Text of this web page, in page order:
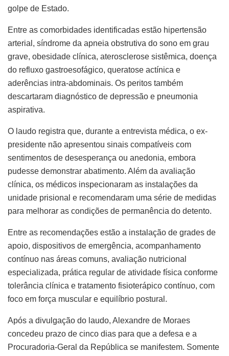
golpe de Estado.
Entre as comorbidades identificadas estão hipertensão
arterial, síndrome da apneia obstrutiva do sono em grau
grave, obesidade clínica, aterosclerose sistêmica, doença
do refluxo gastroesofágico, queratose actínica e
aderências intra-abdominais. Os peritos também
descartaram diagnóstico de depressão e pneumonia
aspirativa.
O laudo registra que, durante a entrevista médica, o ex-
presidente não apresentou sinais compatíveis com
sentimentos de desesperança ou anedonia, embora
pudesse demonstrar abatimento. Além da avaliação
clínica, os médicos inspecionaram as instalações da
unidade prisional e recomendaram uma série de medidas
para melhorar as condições de permanência do detento.
Entre as recomendações estão a instalação de grades de
apoio, dispositivos de emergência, acompanhamento
contínuo nas áreas comuns, avaliação nutricional
especializada, prática regular de atividade física conforme
tolerância clínica e tratamento fisioterápico contínuo, com
foco em força muscular e equilíbrio postural.
Após a divulgação do laudo, Alexandre de Moraes
concedeu prazo de cinco dias para que a defesa e a
Procuradoria-Geral da República se manifestem. Somente